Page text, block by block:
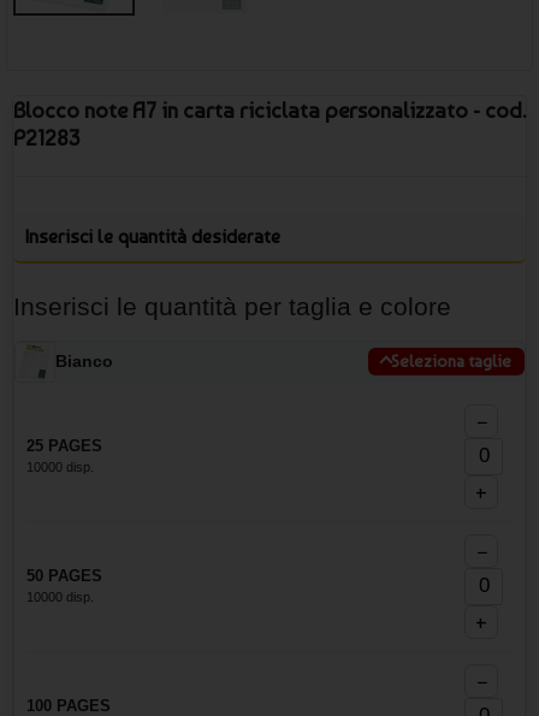
Blocco note A7 in carta riciclata personalizzato - cod.
P21283
Inserisci le quantità desiderate
Inserisci le quantità per taglia e colore
Bianco Seleziona taglie
25 PAGES
10000 disp.
−
+
50 PAGES
10000 disp.
−
+
100 PAGES
−